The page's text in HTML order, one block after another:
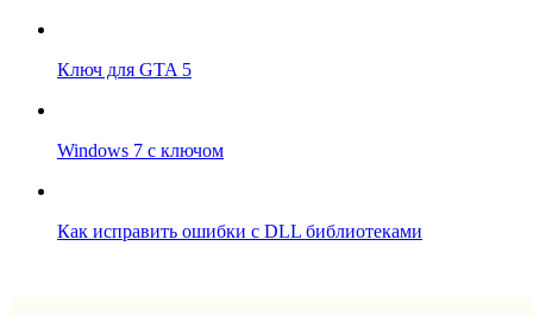
Ключ для GTA 5
Windows 7 с ключом
Как исправить ошибки с DLL библиотеками